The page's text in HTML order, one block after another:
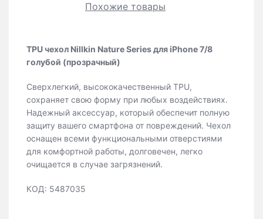
Похожие товары
TPU чехол Nillkin Nature Series для iPhone 7/8
голубой (прозрачный)
Сверхлегкий, высококачественный TPU,
сохраняет свою форму при любых воздействиях.
Надежный аксессуар, который обеспечит полную
защиту вашего смартфона от повреждений. Чехол
оснащен всеми функциональными отверстиями
для комфортной работы, долговечен, легко
очищается в случае загрязнений.
КОД: 5487035